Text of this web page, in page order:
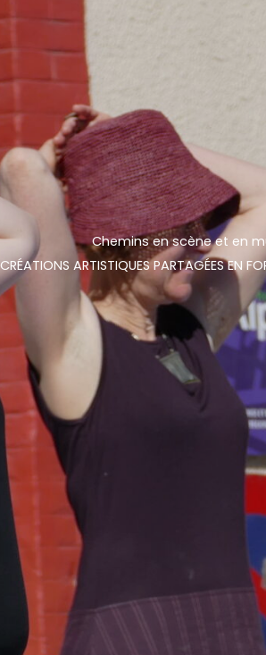
Chemins en scène et en
CRÉATIONS ARTISTIQUES PARTAGÉES EN